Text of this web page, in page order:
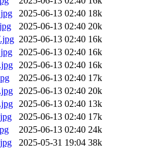
2025-06-13 02:40 18k
2025-06-13 02:40 20k
2025-06-13 02:40 16k
2025-06-13 02:40 16k
2025-06-13 02:40 16k
2025-06-13 02:40 17k
2025-06-13 02:40 20k
2025-06-13 02:40 13k
2025-06-13 02:40 17k
2025-06-13 02:40 24k
2025-05-31 19:04 38k